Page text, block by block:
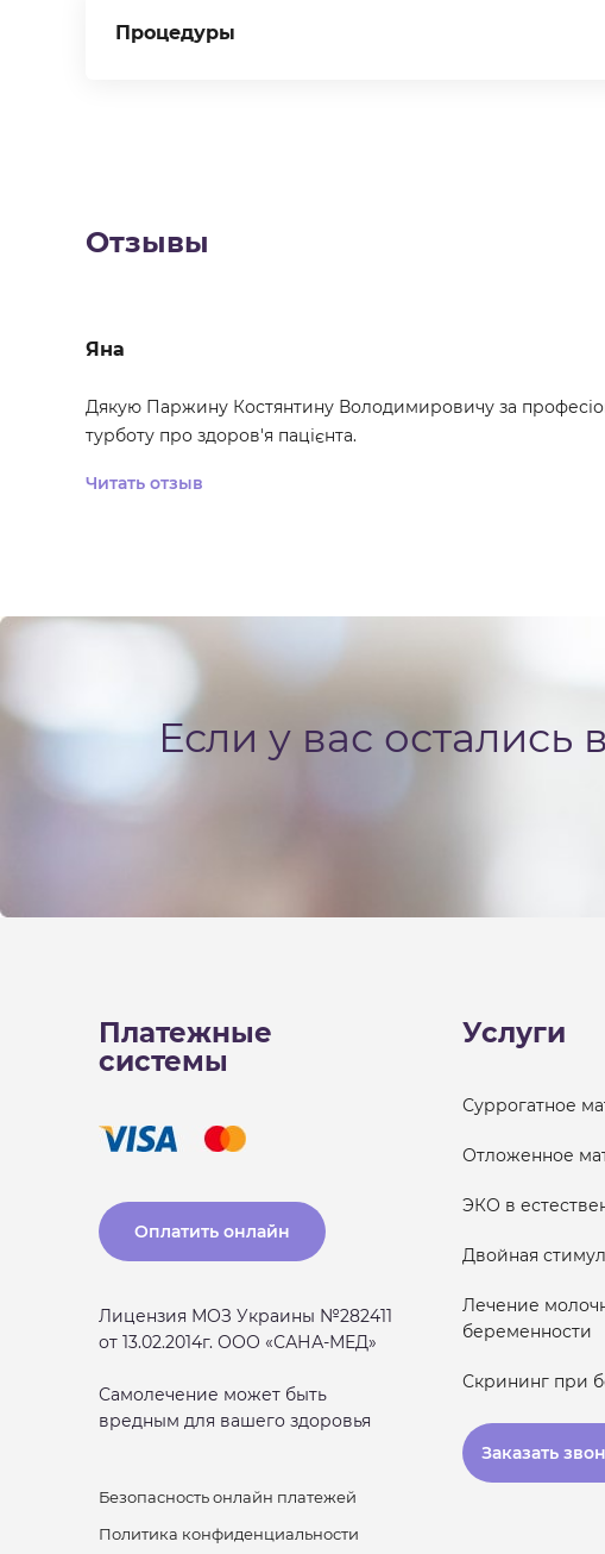
Процедуры
Отзывы
Яна
Дякую Паржину Костянтину Володимировичу за
турботу про здоров'я пацієнта.
Читать отзыв
Если у вас
Платежные
системы
Оплатить онлайн
Лицензия МОЗ Украины №282411
от 13.02.2014г. ООО «САНА-МЕД»
Самолечение может быть
вредным для вашего здоровья
Безопасность онлайн платежей
Политика конфиденциальности
Услуги
Суррогатное
Отложенное
ЭКО в
Двойная
Лечение
беременности
Скрининг при
Заказать